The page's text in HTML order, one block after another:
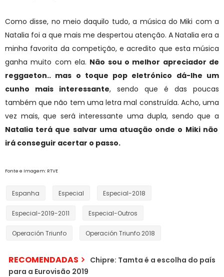
Como disse, no meio daquilo tudo, a música do Miki com a
Natalia foi a que mais me despertou atenção. A Natalia era a
minha favorita da competição, e acredito que esta música
ganha muito com ela. Não sou o melhor apreciador de
reggaeton.. mas o toque pop eletrónico dá-lhe um
cunho mais interessante, sendo que é das poucas
também que não tem uma letra mal construída. Acho, uma
vez mais, que será interessante uma dupla, sendo que a
Natalia terá que salvar uma atuação onde o Miki não
irá conseguir acertar o passo.
Fonte e Imagem: RTVE
Espanha Especial Especial-2018
Especial-2019-2011 Especial-Outros
Operación Triunfo Operación Triunfo 2018
RECOMENDADAS
Chipre: Tamta é a escolha do país
para a Eurovisão 2019